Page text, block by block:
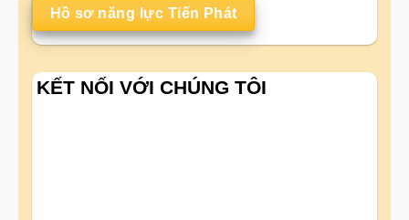
Hồ sơ năng lực Tiến Phát
KẾT NỐI VỚI CHÚNG TÔI